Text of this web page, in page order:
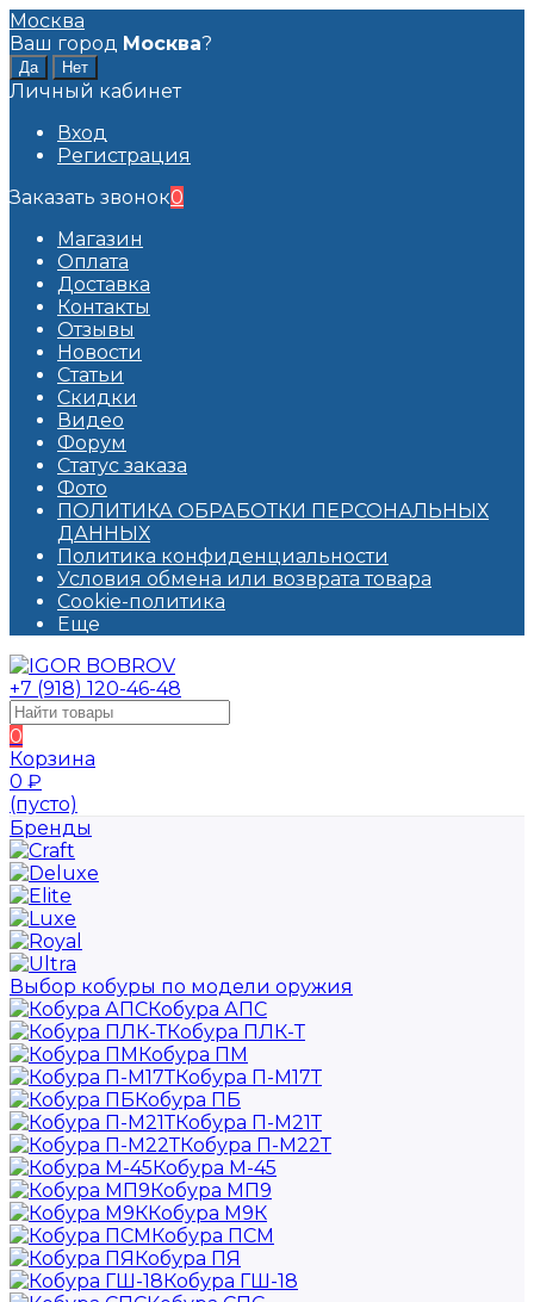
Москва
Ваш город Москва?
Личный кабинет
Вход
Регистрация
Заказать звонок0
Магазин
Оплата
Доставка
Контакты
Отзывы
Новости
Статьи
Скидки
Видео
Форум
Статус заказа
Фото
ПОЛИТИКА ОБРАБОТКИ ПЕРСОНАЛЬНЫХ
ДАННЫХ​
Политика конфиденциальности
Условия обмена или возврата товара
Cookie-политика
Еще
+7 (918) 120-46-48
0
Корзина
0 ₽
(пусто)
Бренды
Выбор кобуры по модели оружия
Кобура АПС
Кобура ПЛК-Т
Кобура ПМ
Кобура П-М17Т
Кобура ПБ
Кобура П-М21Т
Кобура П-М22Т
Кобура М-45
Кобура МП9
Кобура М9К
Кобура ПСМ
Кобура ПЯ
Кобура ГШ-18